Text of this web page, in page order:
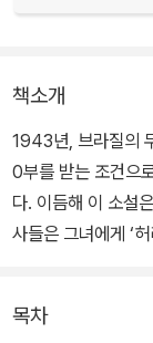
책소개
1943년, 브라질의
0부를 받는 조건으
다. 이듬해 이 소설
사들은 그녀에게 ‘
성 때문이었다. 심
목차